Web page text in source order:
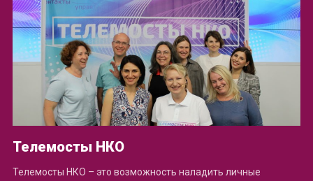
Телемосты НКО
Телемосты НКО – это возможность наладить личные